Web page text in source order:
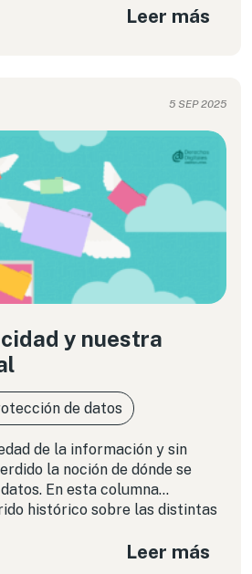
Leer más
5 SEP 2025
y nuestra
de datos
de la información y sin
la noción de dónde se
En esta columna
histórico sobre las distintas
décadas y reflexionaremos
Leer más